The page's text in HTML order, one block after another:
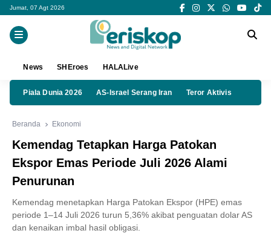
Jumat, 07 Agt 2026
News SHEroes HALALive
Piala Dunia 2026 AS-Israel Serang Iran Teror Aktivis
Beranda Ekonomi
Kemendag Tetapkan Harga Patokan
Ekspor Emas Periode Juli 2026 Alami
Penurunan
Kemendag menetapkan Harga Patokan Ekspor (HPE) emas
periode 1–14 Juli 2026 turun 5,36% akibat penguatan dolar AS
dan kenaikan imbal hasil obligasi.